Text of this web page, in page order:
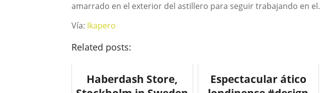
amarrado en el exterior del astillero para seguir trabajando en el.
Vía: Ikapero
Related posts:
Haberdash Store,
Espectacular ático